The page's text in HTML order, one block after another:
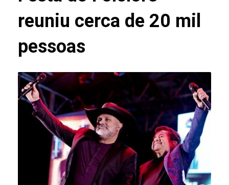
reuniu cerca de 20 mil
pessoas